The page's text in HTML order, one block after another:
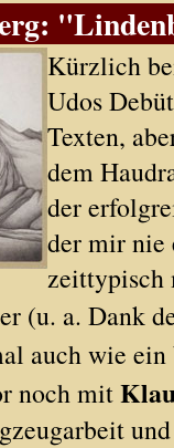
Kürzlich
Udos
Texten,
dem
der
der mir nie
zeittypisch
(u. a. Dank
auch wie
noch mit